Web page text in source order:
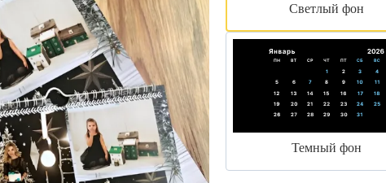
Светлый фон
Темный фон